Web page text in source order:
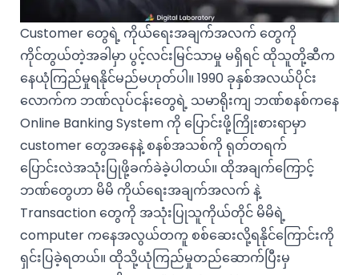
Customer တွေရဲ့ ကိုယ်ရေးအချက်အလက် တွေကို
ကိုင်တွယ်တဲ့အခါမှာ ပွင့်လင်းမြင်သာမှု မရှိရင် ထိုသူတို့ဆီက
နေယုံကြည်မှုရနိုင်မည်မဟုတ်ပါ။ 1990 ခုနှစ်အလယ်ပိုင်း
လောက်က ဘဏ်လုပ်ငန်းတွေရဲ့ သမာရိုးကျ ဘဏ်စနစ်ကနေ
Online Banking System ကို ပြောင်းဖို့ကြိုးစားရာမှာ
customer တွေအနေနဲ့ စနစ်အသစ်ကို ရုတ်တရက်
ပြောင်းလဲအသုံးပြုဖို့ခက်ခဲခဲ့ပါတယ်။ ထိုအချက်ကြောင့်
ဘဏ်တွေဟာ မိမိ ကိုယ်ရေးအချက်အလက် နဲ့
Transaction တွေကို အသုံးပြုသူကိုယ်တိုင် မိမိရဲ့
computer ကနေအလွယ်တကူ စစ်ဆေးလို့ရနိုင်ကြောင်းကို
ရှင်းပြခဲ့ရတယ်။ ထိုသို့ယုံကြည်မှုတည်ဆောက်ပြီးမှ